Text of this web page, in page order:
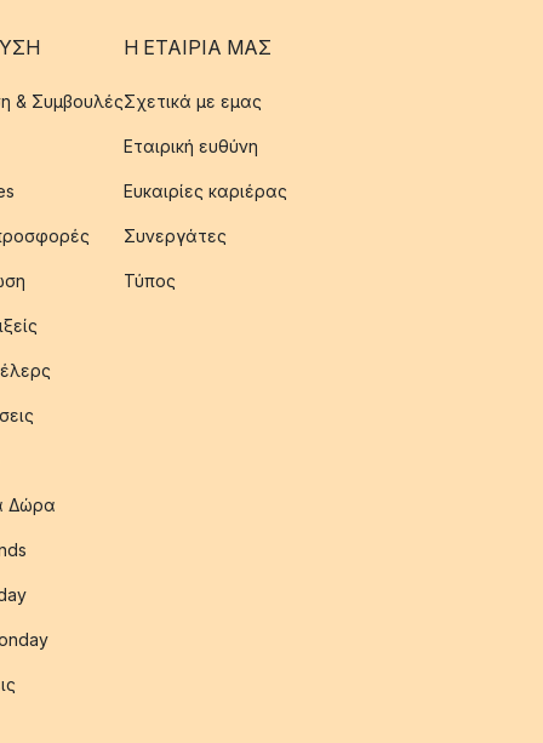
& Συμβουλές
Δώρα
Η ΕΤΑΊΡΙΑ ΜΑΣ
Σχετικά με εμας
Εταιρική ευθύνη
Ευκαιρίες καριέρας
Συνεργάτες
Τύπος